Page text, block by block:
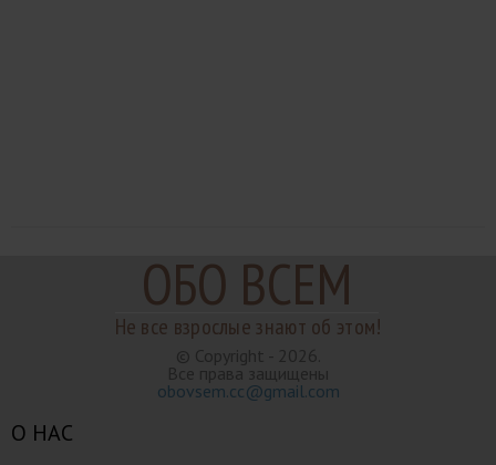
ОБО ВСЕМ
Не все взрослые знают об этом!
© Copyright - 2026.
Все права защищены
obovsem.cc@gmail.com
О НАС